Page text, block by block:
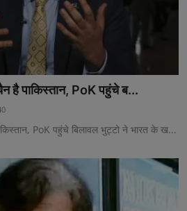
है पाकिस्तान, PoK पहुंचे ब...
PoK पहुंचे बिलावल भुट्टो ने भारत के ख...